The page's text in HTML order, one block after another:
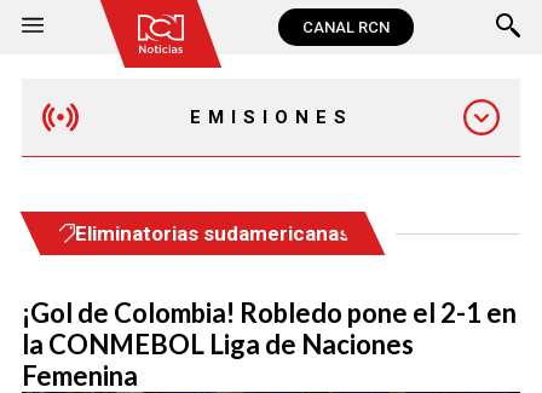
CANAL RCN
EMISIONES
Eliminatorias sudamericanas
¡Gol de Colombia! Robledo pone el 2-1 en
la CONMEBOL Liga de Naciones
Femenina